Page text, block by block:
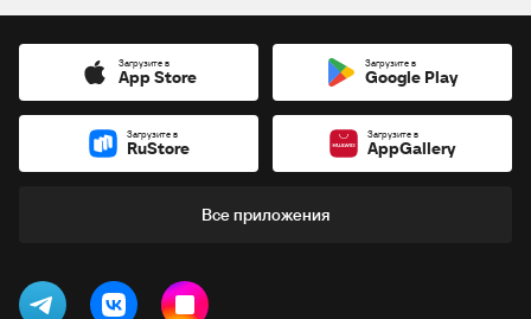
Загрузите в
App Store
Загрузите в
Google Play
Загрузите в
RuStore
Загрузите в
AppGallery
Все приложения